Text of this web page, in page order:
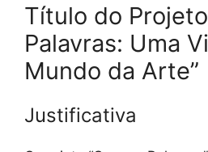
Título do
Palavras: Uma
Mundo da Arte”
Justificativa